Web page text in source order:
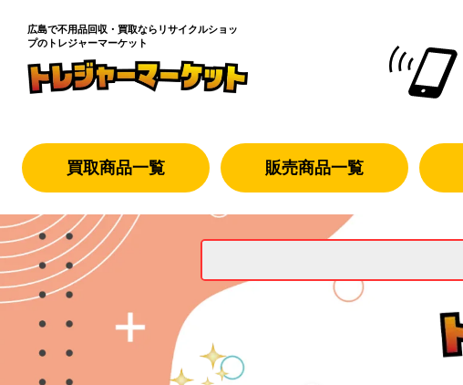
広島で不用品回収・買取なら リサイクルショッ
プのトレジャーマーケット
買取商品一覧 販売商品一覧